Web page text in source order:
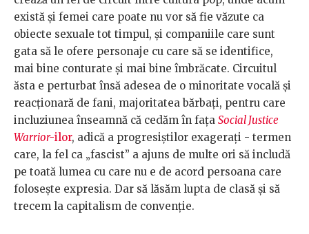
există și femei care poate nu vor să fie văzute ca
obiecte sexuale tot timpul, și companiile care sunt
gata să le ofere personaje cu care să se identifice,
mai bine conturate și mai bine îmbrăcate. Circuitul
ăsta e perturbat însă adesea de o minoritate vocală și
reacționară de fani, majoritatea bărbați, pentru care
incluziunea înseamnă că cedăm în fața Social Justice
Warrior-ilor, adică a progresiștilor exagerați - termen
care, la fel ca „fascist” a ajuns de multe ori să includă
pe toată lumea cu care nu e de acord persoana care
folosește expresia. Dar să lăsăm lupta de clasă și să
trecem la capitalism de convenție.